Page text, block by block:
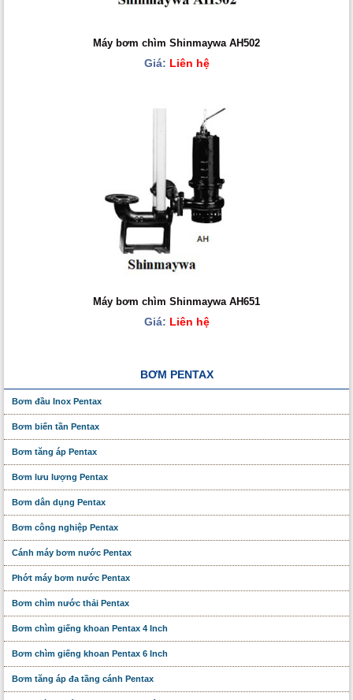
Máy bơm chìm Shinmaywa AH502
Giá: Liên hệ
Máy bơm chìm Shinmaywa AH651
Giá: Liên hệ
BƠM PENTAX
Bơm đầu Inox Pentax
Bơm biến tần Pentax
Bơm tăng áp Pentax
Bơm lưu lượng Pentax
Bơm dân dụng Pentax
Bơm công nghiệp Pentax
Cánh máy bơm nước Pentax
Phớt máy bơm nước Pentax
Bơm chìm nước thải Pentax
Bơm chìm giếng khoan Pentax 4 Inch
Bơm chìm giếng khoan Pentax 6 Inch
Bơm tăng áp đa tầng cánh Pentax